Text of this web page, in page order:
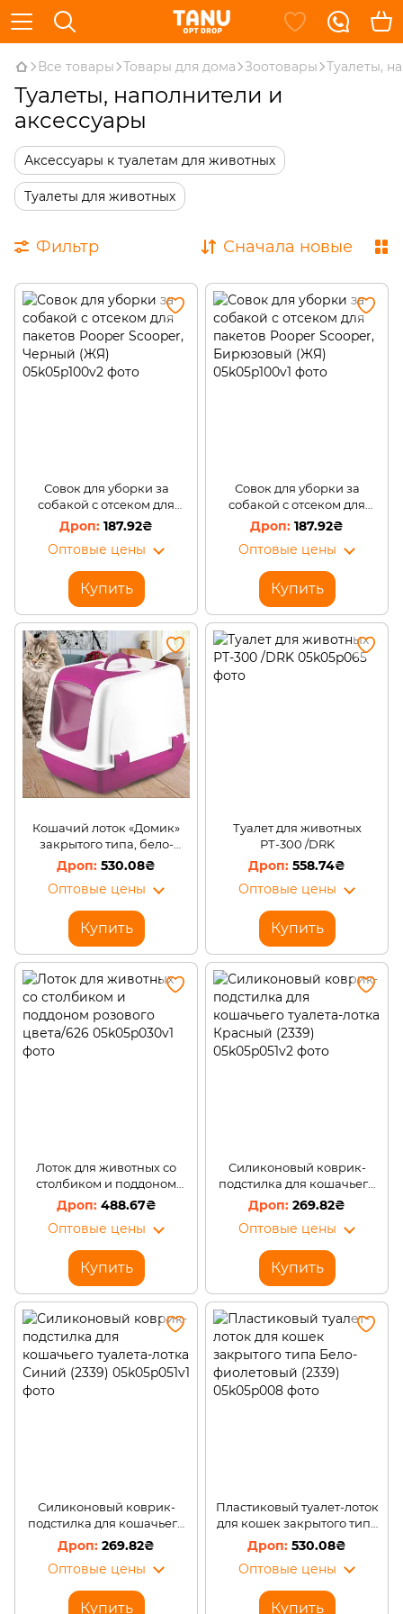
Все товары Товары для дома Зоотовары Туалеты,
Туалеты, наполнители и
аксессуары
Аксессуары к туалетам для животных
Туалеты для животных
Фильтр Сначала новые
Совок для уборки за
собакой с отсеком для
пакетов Pooper Scooper,
Черный (ЖЯ)
187.92₴
Оптовые цены
Купить
Совок для уборки за
собакой с отсеком для
пакетов Pooper Scooper,
Бирюзовый (ЖЯ)
187.92₴
Оптовые цены
Купить
Кошачий лоток «Домик»
закрытого типа, бело-
розовый (2339)
530.08₴
Оптовые цены
Купить
Туалет для животных
РТ-300 /DRK
558.74₴
Оптовые цены
Купить
Лоток для животных со
столбиком и поддоном
розового цвета/626
488.67₴
Оптовые цены
Купить
Силиконовый коврик-
подстилка для кошачьего
туалета-лотка Красный
269.82₴
Оптовые цены
Купить
Силиконовый коврик-
подстилка для кошачьего
туалета-лотка Синий (2339)
269.82₴
Оптовые цены
Купить
Пластиковый туалет-лоток
для кошек закрытого типа
Бело-фиолетовый (2339)
530.08₴
Оптовые цены
Купить